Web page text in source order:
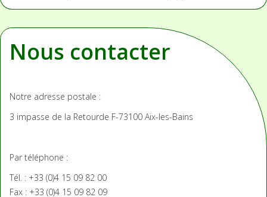
Nous contacter
Notre adresse postale :
3 impasse de la Retourde F-73100 Aix-les-Bains
Par téléphone :
Tél. : +33 (0)4 15 09 82 00
Fax : +33 (0)4 15 09 82 09